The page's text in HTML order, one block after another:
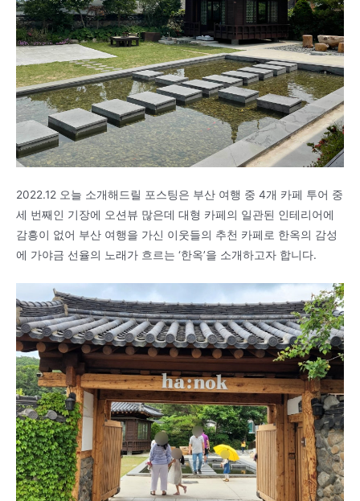
2022.12 오늘 소개해드릴 포스팅은 부산 여행 중 4개 카페 투어 중
세 번째인 기장에 오션뷰 많은데 대형 카페의 일관된 인테리어에
감흥이 없어 부산 여행을 가신 이웃들의 추천 카페로 한옥의 감성
에 가야금 선율의 노래가 흐르는 ‘한옥’을 소개하고자 합니다.